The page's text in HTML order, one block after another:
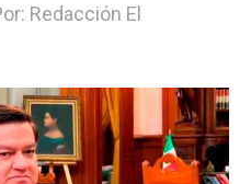
Redacción El